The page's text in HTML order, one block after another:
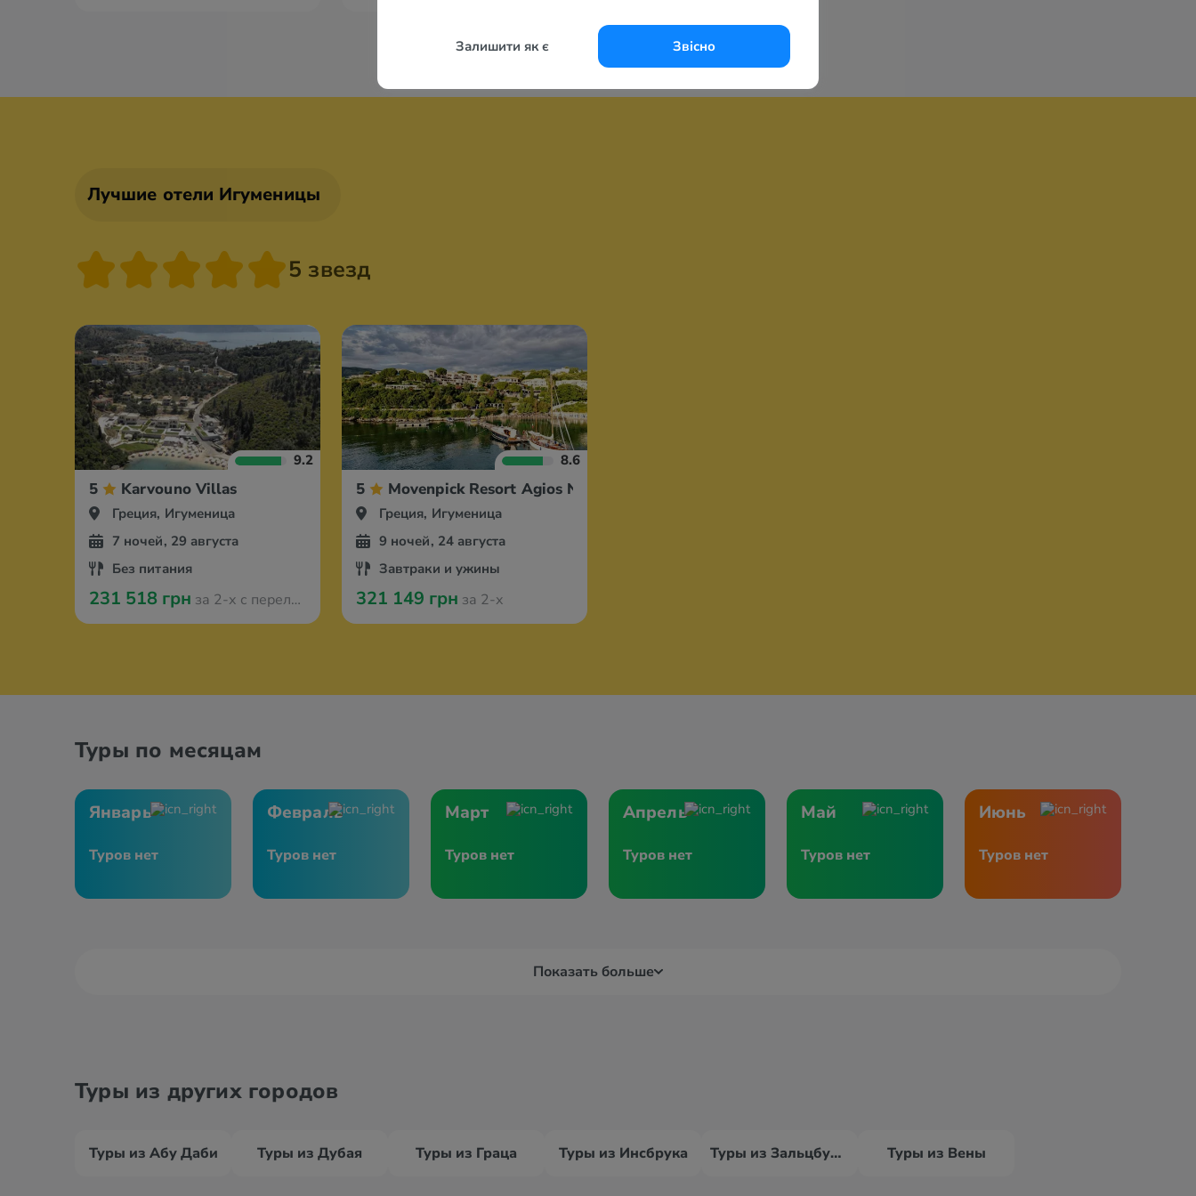
Залишити як є Звісно
Лучшие отели Игуменицы
5 звезд
9.2
5 Karvouno Villas
Греция, Игуменица
7 ночей, 29 августа
Без питания
231 518 грн за 2-х с перелётом из Кишинева
8.6
5 Movenpick Resort Agios Nikolaos Sivota
Греция, Игуменица
9 ночей, 24 августа
Завтраки и ужины
321 149 грн за 2-х
Туры по месяцам
Январь
Туров нет
Февраль
Туров нет
Март
Туров нет
Апрель
Туров нет
Май
Туров нет
Июнь
Туров нет
Показать больше
Туры из других городов
Туры из Абу Даби Туры из Дубая Туры из Граца Туры из Инсбрука Туры из Зальцбурга Туры из Вены